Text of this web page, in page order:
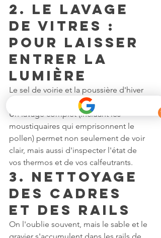
2. Le lavage
de vitres :
Pour laisser
entrer la
lumière
Le sel de voirie et la poussière d'hiver
créent un film opaque sur vos fenêtres.
Un lavage complet (incluant les
moustiquaires qui emprisonnent le
pollen) permet non seulement de voir
clair, mais aussi d'inspecter l'état de
vos thermos et de vos calfeutrants.
3. Nettoyage
des cadres
et des rails
On l'oublie souvent, mais le sable et le